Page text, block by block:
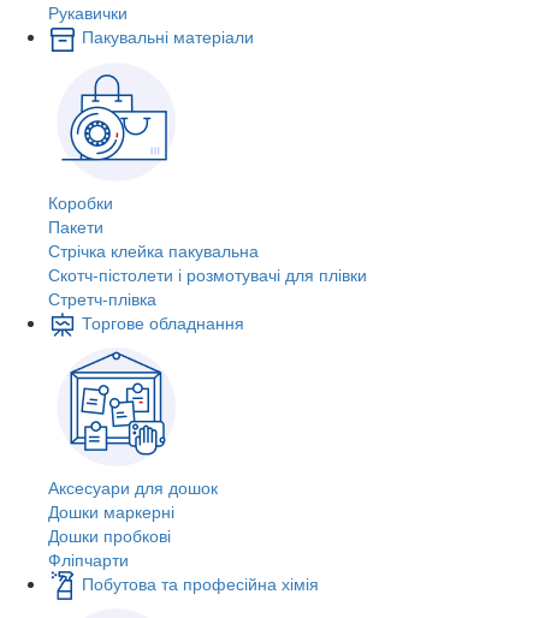
Рукавички
Пакувальні матеріали
Коробки
Пакети
Стрічка клейка пакувальна
Скотч-пістолети і розмотувачі для плівки
Стретч-плівка
Торгове обладнання
Аксесуари для дошок
Дошки маркерні
Дошки пробкові
Фліпчарти
Побутова та професійна хімія